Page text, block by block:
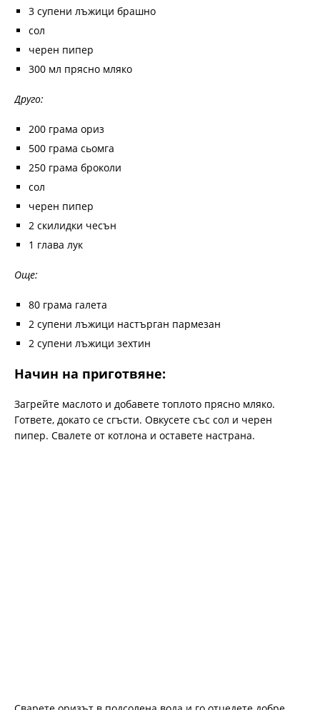
3 супени лъжици брашно
сол
черен пипер
300 мл прясно мляко
Друго:
200 грама ориз
500 грама сьомга
250 грама броколи
сол
черен пипер
2 скилидки чесън
1 глава лук
Още:
80 грама галета
2 супени лъжици настърган пармезан
2 супени лъжици зехтин
Начин на приготвяне:
Загрейте маслото и добавете топлото прясно мляко.
Гответе, докато се сгъсти. Овкусете със сол и черен
пипер. Свалете от котлона и оставете настрана.